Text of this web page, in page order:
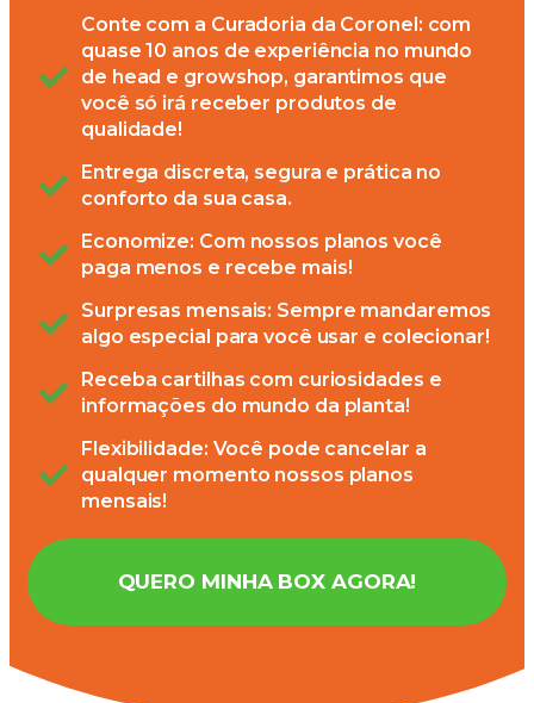
Conte com a Curadoria da Coronel: com
quase 10 anos de experiência no mundo
de head e growshop, garantimos que
você só irá receber produtos de
qualidade!
Entrega discreta, segura e prática no
conforto da sua casa.
Economize: Com nossos planos você
paga menos e recebe mais!
Surpresas mensais: Sempre mandaremos
algo especial para você usar e colecionar!
Receba cartilhas com curiosidades e
informações do mundo da planta!
Flexibilidade: Você pode cancelar a
qualquer momento nossos planos
mensais!
QUERO MINHA BOX AGORA!